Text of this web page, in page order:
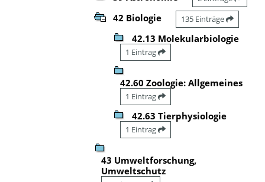
42 Biologie 135 Einträge
42.13 Molekularbiologie
1 Eintrag
42.60 Zoologie: Allgemeines
1 Eintrag
42.63 Tierphysiologie
1 Eintrag
43 Umweltforschung,
Umweltschutz